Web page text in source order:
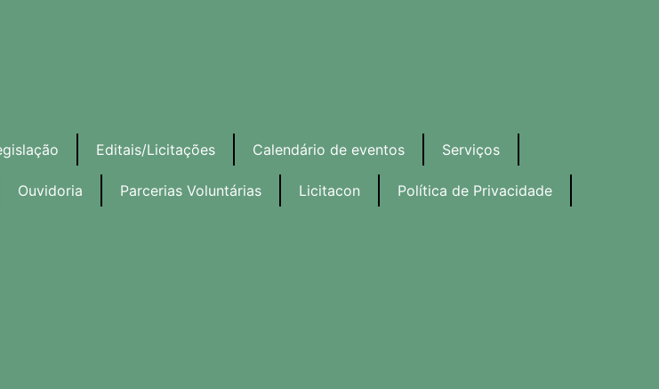
Editais/Licitações Calendário de eventos Serviços
Ouvidoria Parcerias Voluntárias Licitacon Política de Privacidade